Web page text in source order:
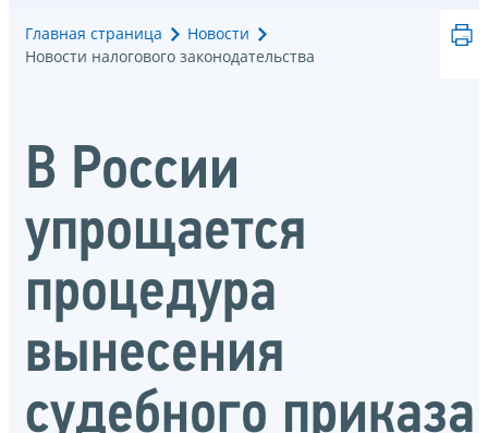
Главная страница
Новости
Новости налогового законодательства
В России
упрощается
процедура
вынесения
судебного приказа